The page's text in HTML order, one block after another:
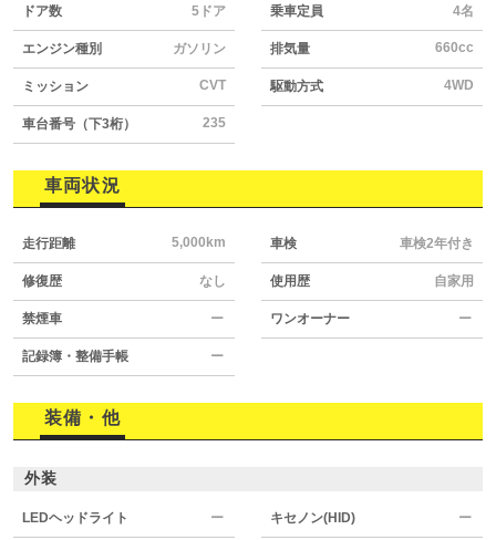
ドア数 5ドア 乗車定員 4名
エンジン種別 ガソリン 排気量 660cc
ミッション CVT 駆動方式 4WD
車台番号（下3桁） 235
車両状況
走行距離 5,000km 車検 車検2年付き
修復歴 なし 使用歴 自家用
禁煙車 ー ワンオーナー ー
記録簿・整備手帳 ー
装備・他
外装
LEDヘッドライト ー キセノン(HID) ー